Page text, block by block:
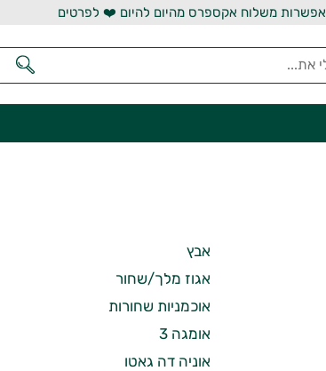
אפשרות משלוח אקספרס מהיום להיום ❤️ לפרטים
אבץ
אגוז מלך/שחור
אוכמניות שחורות
אומגה 3
אוניה דה גאטו